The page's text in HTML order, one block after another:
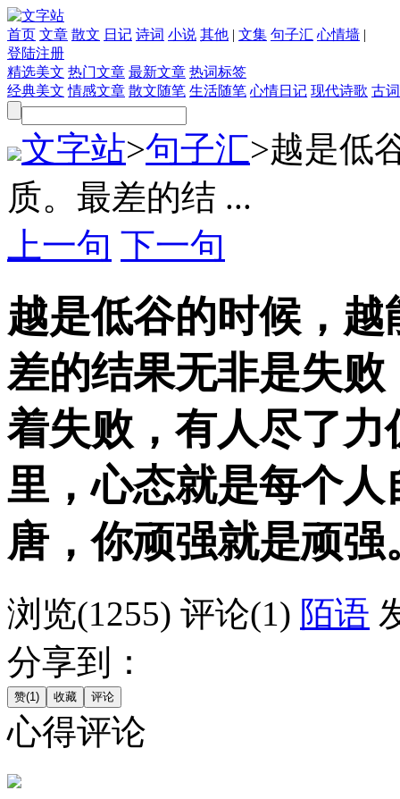
首页 文章 散文 日记 诗词 小说 其他 | 文集 句子汇 心情墙 |
登陆注册
精选美文 热门文章 最新文章 热词标签
经典美文 情感文章 散文随笔 生活随笔 心情日记 现代诗歌 古
文字站>句子汇>越是低
质。最差的结 ...
上一句 下一句
越是低谷的时候，
差的结果无非是失
着失败，有人尽了
里，心态就是每个
唐，你顽强就是顽强
浏览(1255) 评论(1) 陌语
分享到：
心得评论